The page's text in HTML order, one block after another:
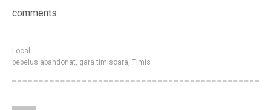
comments
Local
bebelus abandonat, gara timisoara, Timis